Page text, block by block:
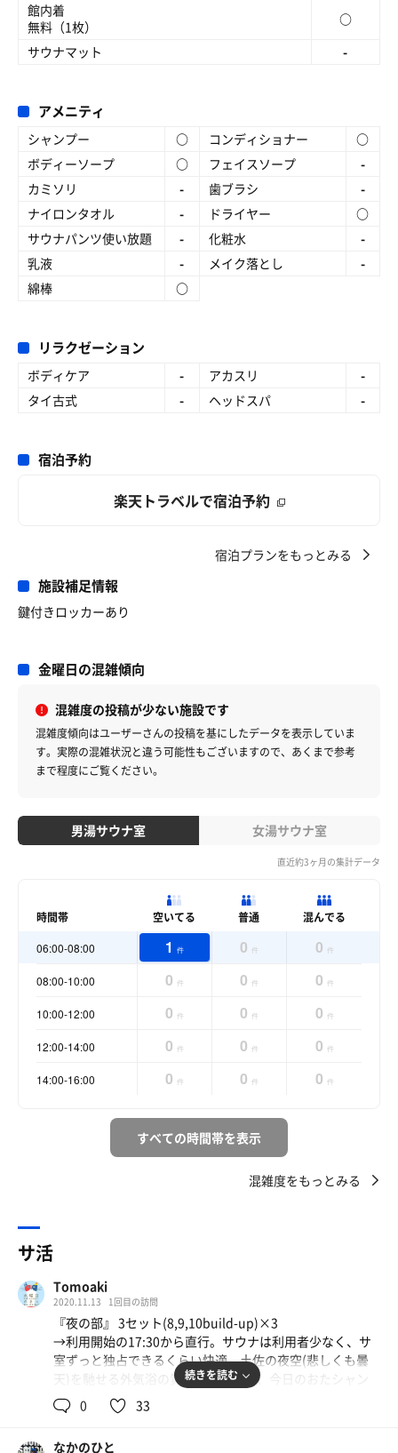
館内着
無料（1枚）
○
サウナマット
-
アメニティ
シャンプー ○ コンディショナー
○
ボディーソープ
○ フェイスソープ
-
カミソリ
- 歯ブラシ
-
ナイロンタオル
- ドライヤー
○
サウナパンツ使い放題
- 化粧水
-
乳液
- メイク落とし
-
綿棒
○
リラクゼーション
ボディケア - アカスリ
-
タイ古式
- ヘッドスパ -
宿泊予約
楽天トラベルで宿泊予約
宿泊プランをもっとみる
施設補足情報
鍵付きロッカーあり
金曜日の混雑傾向
混雑度の投稿が少ない施設です
混雑度傾向はユーザーさんの投稿を基にしたデータを表示していま
す。 実際の混雑状況と違う可能性もございますので、あくまで参考
まで程度にご覧ください。
男湯サウナ室 女湯サウナ室
直近約3ヶ月の集計データ
時間帯 空いてる 普通 混んでる
06:00-08:00 1 件 0 件 0 件
08:00-10:00 0 件 0 件 0 件
10:00-12:00 0 件 0 件 0 件
12:00-14:00 0 件 0 件 0 件
14:00-16:00 0 件 0 件 0 件
すべての時間帯を表示
混雑度をもっとみる
サ活
Tomoaki
2020.11.13 1回目の訪問
『夜の部』 3セット(8,9,10build-up)×3
→利用開始の17:30から直行。サウナは利用者少なく、サ
室ずっと独占できるくらい快適。土佐の夜空(悲しくも曇
天)を馳せる外気浴の質高すぎたのと、今日のおたシャン
「&herb」の匂いが相性良すぎてリラックスMAX
『朝の部』 2セット10×2
続きを読む
0 33
なかのひと